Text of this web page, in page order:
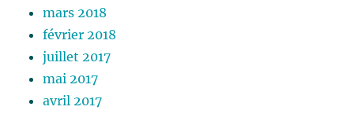
mars 2018
février 2018
juillet 2017
mai 2017
avril 2017